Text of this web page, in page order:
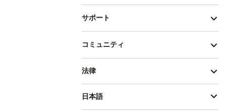
サポート
コミュニティ
法律
日本語